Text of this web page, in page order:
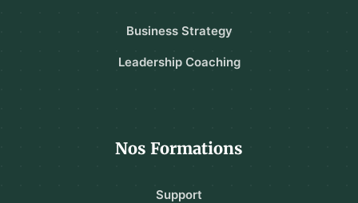
Business Strategy
Leadership Coaching
Nos Formations
Support